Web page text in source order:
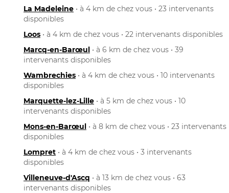
La Madeleine • à 4 km de chez vous • 23 intervenants
disponibles
Loos • à 4 km de chez vous • 22 intervenants disponibles
Marcq-en-Barœul • à 6 km de chez vous • 39
intervenants disponibles
Wambrechies • à 4 km de chez vous • 10 intervenants
disponibles
Marquette-lez-Lille • à 5 km de chez vous • 10
intervenants disponibles
Mons-en-Barœul • à 8 km de chez vous • 23 intervenants
disponibles
Lompret • à 4 km de chez vous • 3 intervenants
disponibles
Villeneuve-d'Ascq • à 13 km de chez vous • 63
intervenants disponibles